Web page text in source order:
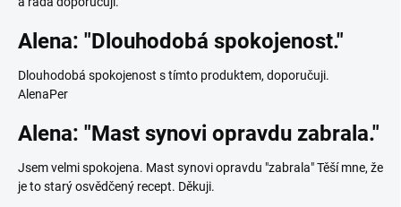
Alena: "Dlouhodobá spokojenost."
Dlouhodobá spokojenost s tímto produktem, doporučuji.
AlenaPer
Alena: "Mast synovi opravdu zabrala."
Jsem velmi spokojena. Mast synovi opravdu "zabrala" Těší mne, že
je to starý osvědčený recept. Děkuji.